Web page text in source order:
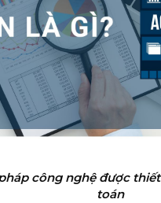
công nghệ được
toán